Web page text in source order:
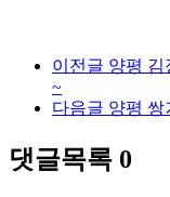
이전글 양평 김
~
다음글 양평 쌍
댓글목록 0